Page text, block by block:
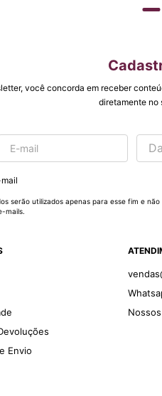
você concorda em receber
diretamente no
serão utilizados apenas para esse fim e
mails.
Envio